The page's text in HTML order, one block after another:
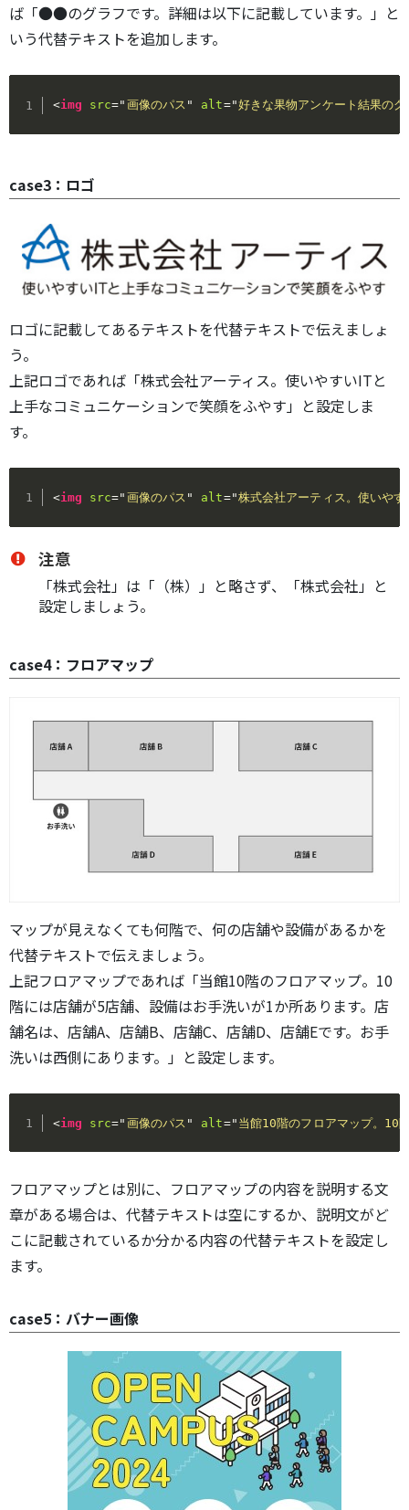
ば「●●のグラフです。詳細は以下に記載しています。」と
いう代替テキストを追加します。
<img src=" 画像のパス " alt="好きな果物アンケート結果の
case3：ロゴ
ロゴに記載してあるテキストを代替テキストで伝えましょ
う。
上記ロゴであれば「株式会社アーティス。使いやすいITと
上手なコミュニケーションで笑顔をふやす」と設定しま
す。
<img src=" 画像のパス " alt="株式会社アーティス。使いや
注意
「株式会社」は「（株）」と略さず、「株式会社」と
設定しましょう。
case4：フロアマップ
マップが見えなくても何階で、何の店舗や設備があるかを
代替テキストで伝えましょう。
上記フロアマップであれば「当館10階のフロアマップ。10
階には店舗が5店舗、設備はお手洗いが1か所あります。店
舗名は、店舗A、店舗B、店舗C、店舗D、店舗Eです。お手
洗いは西側にあります。」と設定します。
<img src=" 画像のパス " alt=" 当館10階のフロアマップ。10
フロアマップとは別に、フロアマップの内容を説明する文
章がある場合は、代替テキストは空にするか、説明文がど
こに記載されているか分かる内容の代替テキストを設定し
ます。
case5：バナー画像